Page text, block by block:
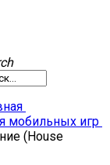
мобильных игр
(House